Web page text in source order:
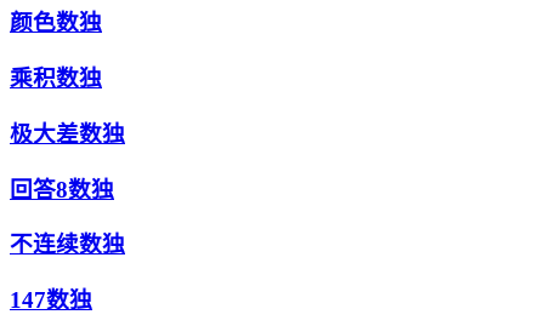
颜色数独
乘积数独
极大差数独
回答8数独
不连续数独
147数独